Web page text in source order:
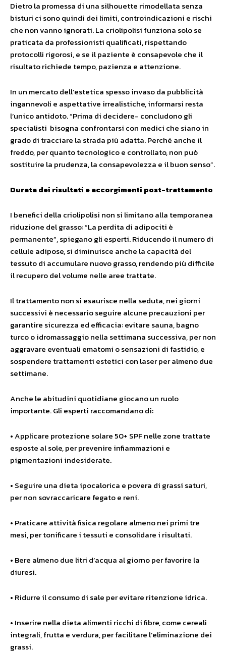
Dietro la promessa di una silhouette rimodellata senza
bisturi ci sono quindi dei limiti, controindicazioni e rischi
che non vanno ignorati. La criolipolisi funziona solo se
praticata da professionisti qualificati, rispettando
protocolli rigorosi, e se il paziente è consapevole che il
risultato richiede tempo, pazienza e attenzione.
In un mercato dell’estetica spesso invaso da pubblicità
ingannevoli e aspettative irrealistiche, informarsi resta
l’unico antidoto. “Prima di decidere- concludono gli
specialisti bisogna confrontarsi con medici che siano in
grado di tracciare la strada più adatta. Perché anche il
freddo, per quanto tecnologico e controllato, non può
sostituire la prudenza, la consapevolezza e il buon senso”.
Durata dei risultati e accorgimenti post-trattamento
I benefici della criolipolisi non si limitano alla temporanea
riduzione del grasso: “La perdita di adipociti è
permanente”, spiegano gli esperti. Riducendo il numero di
cellule adipose, si diminuisce anche la capacità del
tessuto di accumulare nuovo grasso, rendendo più difficile
il recupero del volume nelle aree trattate.
Il trattamento non si esaurisce nella seduta, nei giorni
successivi è necessario seguire alcune precauzioni per
garantire sicurezza ed efficacia: evitare sauna, bagno
turco o idromassaggio nella settimana successiva, per non
aggravare eventuali ematomi o sensazioni di fastidio, e
sospendere trattamenti estetici con laser per almeno due
settimane.
Anche le abitudini quotidiane giocano un ruolo
importante. Gli esperti raccomandano di:
• Applicare protezione solare 50+ SPF nelle zone trattate
esposte al sole, per prevenire infiammazioni e
pigmentazioni indesiderate.
• Seguire una dieta ipocalorica e povera di grassi saturi,
per non sovraccaricare fegato e reni.
• Praticare attività fisica regolare almeno nei primi tre
mesi, per tonificare i tessuti e consolidare i risultati.
• Bere almeno due litri d’acqua al giorno per favorire la
diuresi.
• Ridurre il consumo di sale per evitare ritenzione idrica.
• Inserire nella dieta alimenti ricchi di fibre, come cereali
integrali, frutta e verdura, per facilitare l’eliminazione dei
grassi.